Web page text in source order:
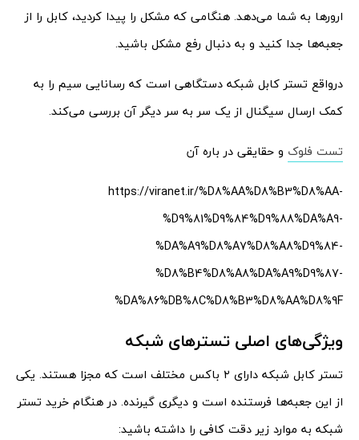
ارورها به شما می‌دهد. هنگامی که مشکل را پیدا کردید، کابل را از
جعبه‌ها جدا کنید و به دنبال رفع مشکل باشید.
درواقع تستر کابل شبکه دستگاهی است که رسانایی سیم را به
کمک ارسال سیگنال از یک سر به سر دیگر آن بررسی می‌کند.
تست فلوک و حقایقی در باره آن
https://viranet.ir/%D8%AA%D8%B3%D8%AA-
%D9%81%D9%84%D9%88%DA%A9-
%DA%A9%D8%A7%D8%A8%D9%84-
%D8%B4%D8%A8%DA%A9%D9%87-
%DA%86%DB%8C%D8%B3%D8%AA%D8%9F
ویژگی‌های اصلی تسترهای شبکه
تستر کابل شبکه دارای ۲ باکس مختلف است که مجزا هستند. یکی
از این جعبه‌ها فرستنده است و دیگری گیرنده. در هنگام خرید تستر
شبکه به موارد زیر دقت کافی را داشته باشید: